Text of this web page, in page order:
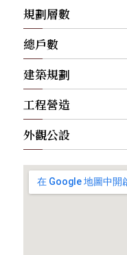
規劃層數
總戶數
建築規劃
工程營造
外觀公設